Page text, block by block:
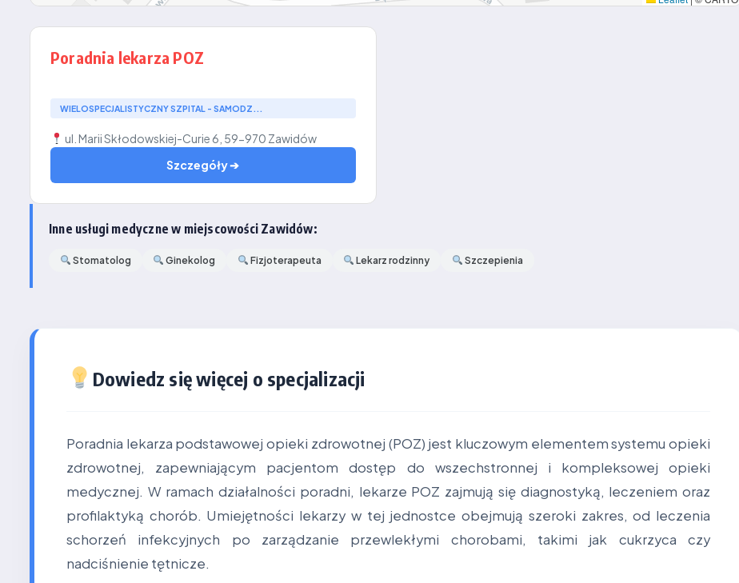
Poradnia lekarza POZ
WIELOSPECJALISTYCZNY SZPITAL - SAMODZ...
ul. Marii Skłodowskiej-Curie 6, 59-970 Zawidów
Szczegóły ➔
Inne usługi medyczne w miejscowości Zawidów:
Stomatolog Ginekolog Fizjoterapeuta Lekarz rodzinny Szczepienia
Dowiedz się więcej o specjalizacji
Poradnia lekarza podstawowej opieki zdrowotnej (POZ) jest kluczowym elementem systemu opieki
zdrowotnej, zapewniającym pacjentom dostęp do wszechstronnej i kompleksowej opieki
medycznej. W ramach działalności poradni, lekarze POZ zajmują się diagnostyką, leczeniem oraz
profilaktyką chorób. Umiejętności lekarzy w tej jednostce obejmują szeroki zakres, od leczenia
schorzeń infekcyjnych po zarządzanie przewlekłymi chorobami, takimi jak cukrzyca czy
nadciśnienie tętnicze.